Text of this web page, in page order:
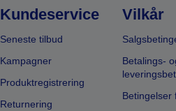
Kundeservice
Seneste tilbud
Kampagner
Produktregistrering
Returnering
Vilkår
Betalings-
Betingelser